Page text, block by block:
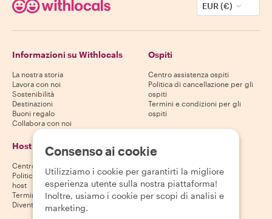
EUR (€)
Informazioni su Withlocals
La nostra storia
Lavora con noi
Sostenibilità
Destinazioni
Buoni regalo
Collabora con noi
Ospiti
Centro assistenza ospiti
Politica di cancellazione per gli
ospiti
Termini e condizioni per gli
ospiti
Host
Centro assistenza host
Politica di cancellazione per gli
host
Termini e condizioni per gli host
Diventa un host
Scarica la nostra app
Google Play Store
Consenso ai cookie
Utilizziamo i cookie per garantirti la migliore
esperienza utente sulla nostra piattaforma!
Inoltre, usiamo i cookie per scopi di analisi e
marketing.